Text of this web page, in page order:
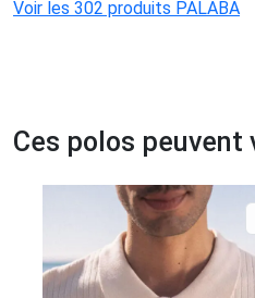
Voir les 302 produits PALÂBA
Ces polos peuvent